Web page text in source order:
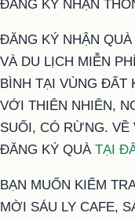
ĐĂNG KÝ NHẬN
ĐĂNG KÝ NHẬN
VÀ DU LỊCH MIỄN
BÌNH TẠI VÙNG ĐẤT
VỚI THIÊN NHIÊN,
SUỐI, CÓ RỪNG.
ĐĂNG KÝ QUÀ TẠI
BẠN MUỐN KIỂM
MỜI SÁU LY CAFE,